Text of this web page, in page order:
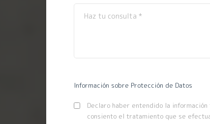
Información sobre Protección de Datos
Declaro haber entendido la
consiento el tratamiento que se